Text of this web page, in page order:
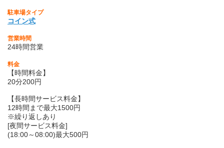
駐車場タイプ
コイン式
営業時間
24時間営業
料金
【時間料金】
20分200円
【長時間サービス料金】
12時間まで最大1500円
※繰り返しあり
[夜間サービス料金]
(18:00～08:00)最大500円